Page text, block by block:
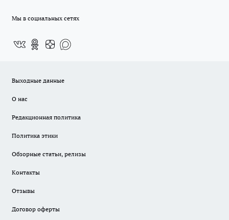
Мы в социальных сетях
Выходные данные
О нас
Редакционная политика
Политика этики
Обзорные статьи, релизы
Контакты
Отзывы
Договор оферты